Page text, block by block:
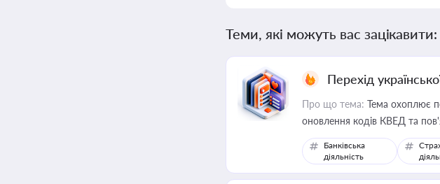
Теми, які можуть вас зацікавити:
Перехід
Про що тема: Тема охоплює
оновлення кодів КВЕД та
Банківська
діяльність